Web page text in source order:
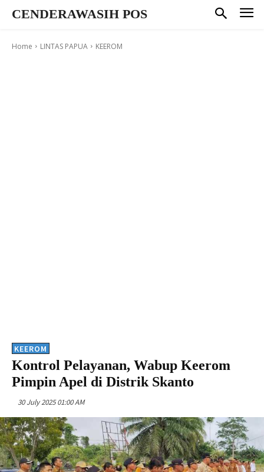
CENDERAWASIH POS
Home LINTAS PAPUA KEEROM
KEEROM
Kontrol Pelayanan, Wabup Keerom
Pimpin Apel di Distrik Skanto
30 July 2025 01:00 AM